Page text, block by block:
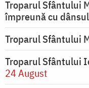
Troparul Sfântului
împreună cu dânsul
Troparul Sfântului
Troparul Sfântului
24 August